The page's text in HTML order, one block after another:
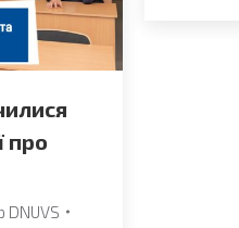
про
DNUVS